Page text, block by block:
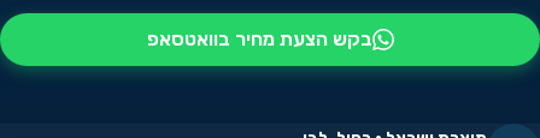
בקש הצעת מחיר בוואטסאפ